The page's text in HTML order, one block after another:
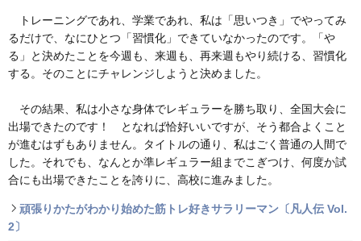
トレーニングであれ、学業であれ、私は「思いつき」でやってみ
るだけで、なにひとつ「習慣化」できていなかったのです。「や
る」と決めたことを今週も、来週も、再来週もやり続ける、習慣化
する。そのことにチャレンジしようと決めました。
その結果、私は小さな身体でレギュラーを勝ち取り、全国大会に
出場できたのです！ となれば恰好いいですが、そう都合よくこと
が進むはずもありません。タイトルの通り、私はごく普通の人間で
した。それでも、なんとか準レギュラー組までこぎつけ、何度か試
合にも出場できたことを誇りに、高校に進みました。
頑張りかたがわかり始めた筋トレ好きサラリーマン〔凡人伝 Vol.
2〕